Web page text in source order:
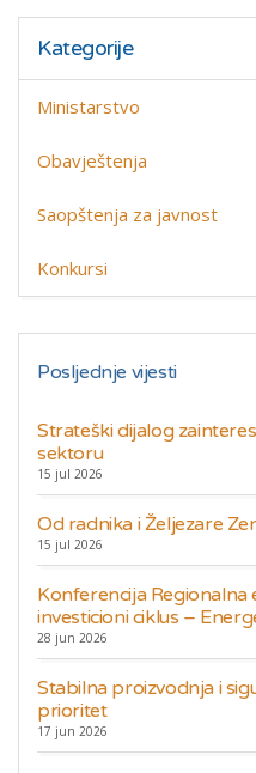
Kategorije
Ministarstvo
Obavještenja
Saopštenja za javnost
Konkursi
Posljednje vijesti
Strateški dijalog
sektoru
15 jul 2026
Od radnika i Željezare
15 jul 2026
Konferencija
investicioni ciklus –
28 jun 2026
Stabilna proizvodnja i
prioritet
17 jun 2026